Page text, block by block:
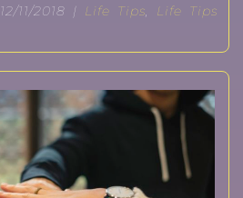
11/2018 | Life Tips, Life Tips